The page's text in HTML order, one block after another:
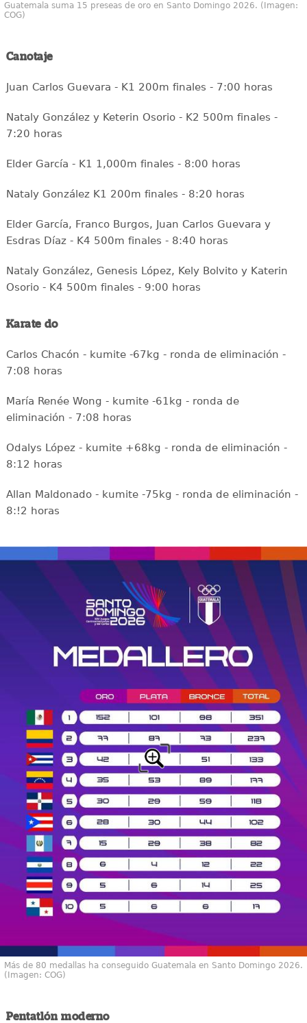
Guatemala suma 15 preseas de oro en Santo Domingo 2026. (Imagen:
COG)
Canotaje
Juan Carlos Guevara - K1 200m finales - 7:00 horas
Nataly González y Keterin Osorio - K2 500m finales -
7:20 horas
Elder García - K1 1,000m finales - 8:00 horas
Nataly González K1 200m finales - 8:20 horas
Elder García, Franco Burgos, Juan Carlos Guevara y
Esdras Díaz - K4 500m finales - 8:40 horas
Nataly González, Genesis López, Kely Bolvito y Katerin
Osorio - K4 500m finales - 9:00 horas
Karate do
Carlos Chacón - kumite -67kg - ronda de eliminación -
7:08 horas
María Renée Wong - kumite -61kg - ronda de
eliminación - 7:08 horas
Odalys López - kumite +68kg - ronda de eliminación -
8:12 horas
Allan Maldonado - kumite -75kg - ronda de eliminación -
8:!2 horas
Más de 80 medallas ha conseguido Guatemala en Santo Domingo 2026.
(Imagen: COG)
Pentatlón moderno